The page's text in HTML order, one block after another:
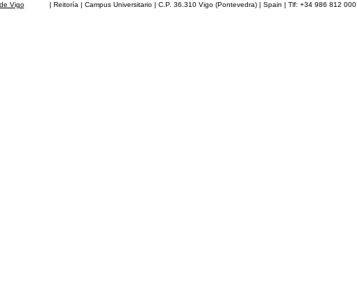
Vigo| Reitoría | Campus Universitario | C.P. 36.310 Vigo (Pontevedra) | Spain | Tlf: +34 986 812 000